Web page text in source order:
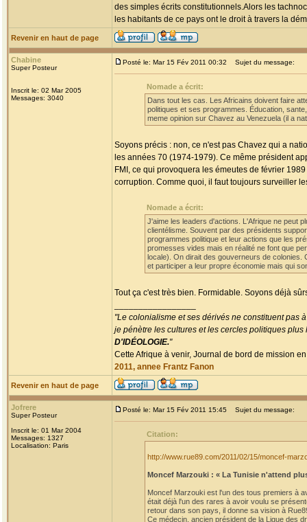
des simples écrits constitutionnels.Alors les
les habitants de ce pays ont le droit à travers la
Revenir en haut de page
Chabine
Super Posteur
Inscrit le: 02 Mar 2005
Messages: 3040
Posté le: Mar 15 Fév 2011 00:32 Sujet du message:
Nomade a écrit:
Dans tout les cas. Les Africains doivent faire
politiques et ses programmes. Éducation,
meme opinion sur Chavez au Venezuela (il a
Soyons précis : non, ce n'est pas Chavez qui a
les années 70 (1974-1979). Ce même président
FMI, ce qui provoquera les émeutes de février
corruption. Comme quoi, il faut toujours surveiller
Nomade a écrit:
J'aime les leaders d'actions. L'Afrique ne peut
clientélisme. Souvent par des présidents
programmes politique et leur actions que les
promesses vides mais en réalité ne font que
locale). On dirait des gouverneurs de colonies.
et participer a leur propre économie mais qui
Tout ça c'est très bien. Formidable. Soyons déjà
"Le colonialisme et ses dérivés ne constituent pas
je pénètre les cultures et les cercles politiques
D'IDÉOLOGIE."
Cette Afrique à venir, Journal de bord de mission
2011, annee Frantz Fanon
Revenir en haut de page
Jofrere
Super Posteur
Inscrit le: 01 Mar 2004
Messages: 1327
Localisation: Paris
Posté le: Mar 15 Fév 2011 15:45 Sujet du message:
Citation:
http://www.rue89.com/2011/02/15/moncef-
Moncef Marzouki : « La Tunisie n'attend
Moncef Marzouki est l'un des tous premiers à
était déjà l'un des rares à avoir voulu se
retour dans son pays, il donne sa vision à
Ce médecin, ancien président de la Ligue des